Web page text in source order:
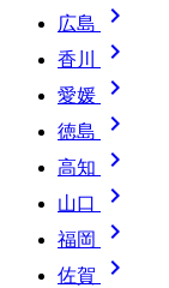
広島 
香川 
愛媛 
徳島 
高知 
山口 
福岡 
佐賀 